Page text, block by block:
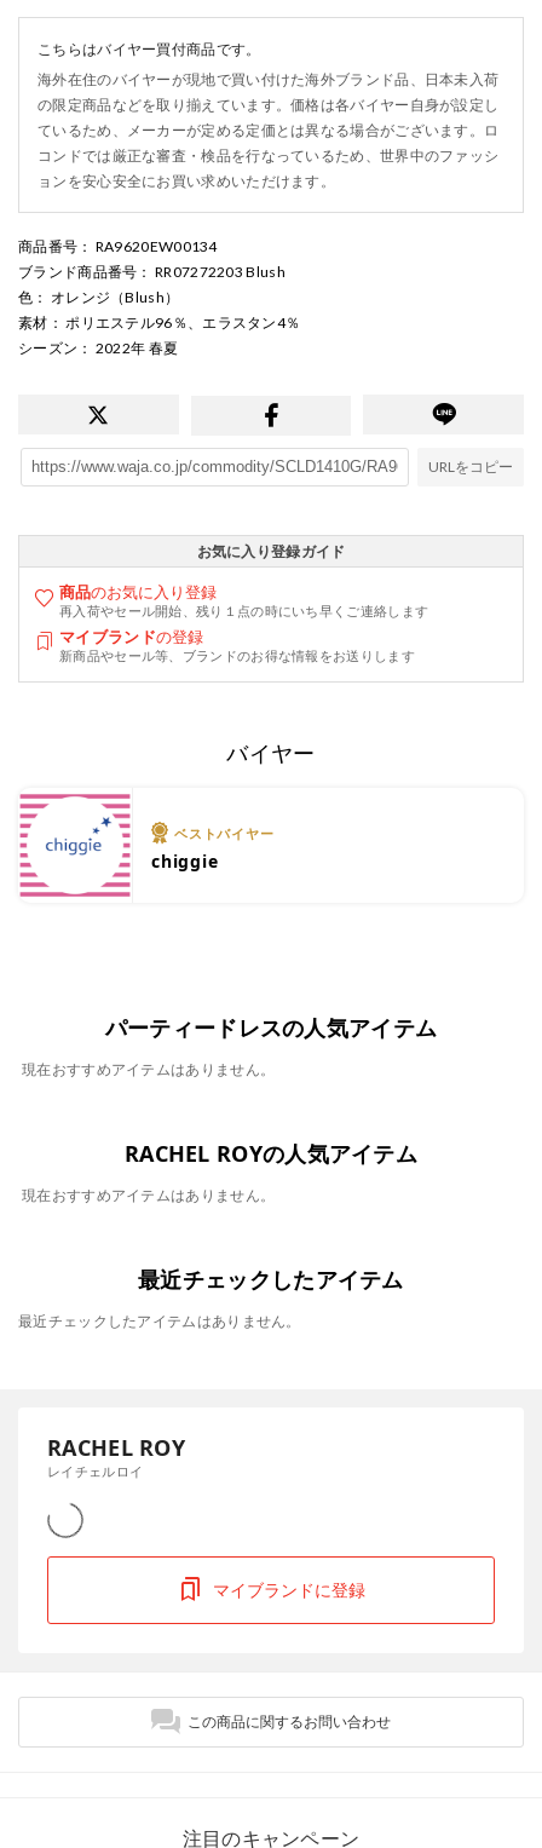
こちらはバイヤー買付商品です。
海外在住のバイヤーが現地で買い付けた海外ブランド品、日本未入荷
の限定商品などを取り揃えています。価格は各バイヤー自身が設定し
ているため、メーカーが定める定価とは異なる場合がございます。ロ
コンドでは厳正な審査・検品を行なっているため、世界中のファッシ
ョンを安心安全にお買い求めいただけます。
商品番号 ： RA9620EW00134
ブランド商品番号 ： RR07272203 Blush
色 ： オレンジ（Blush）
素材 ： ポリエステル96％、エラスタン4％
シーズン ： 2022年 春夏
URLをコピー
お気に入り登録ガイド
商品のお気に入り登録
再入荷やセール開始、残り１点の時にいち早くご連絡します
マイブランドの登録
新商品やセール等、ブランドのお得な情報をお送りします
バイヤー
ベストバイヤー
chiggie
パーティードレスの人気アイテム
現在おすすめアイテムはありません。
RACHEL ROYの人気アイテム
現在おすすめアイテムはありません。
最近チェックしたアイテム
最近チェックしたアイテムはありません。
RACHEL ROY
レイチェルロイ
マイブランドに登録
この商品に関するお問い合わせ
注目のキャンペーン